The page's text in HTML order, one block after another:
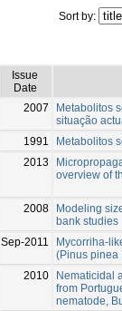
Sort by:
Issue
Date
2007
Metabolitos
situação
1991 Metabolitos
2013
overview of
2008
Modeling
bank studies
Sep-2011
Mycorriha-
(Pinus pinea
2010
Nematicidal
from
nematode,